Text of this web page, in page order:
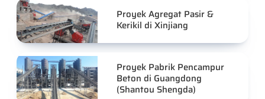
Proyek Agregat Pasir &
Kerikil di Xinjiang
Proyek Pabrik Pencampur
Beton di Guangdong
(Shantou Shengda)